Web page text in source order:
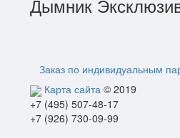
Дымник
Заказ по индивидуальным
Карта сайта © 2019
+7 (495) 507-48-17
+7 (926) 730-09-99